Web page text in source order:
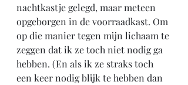
nachtkastje gelegd, maar meteen
opgeborgen in de voorraadkast. Om
op die manier tegen mijn lichaam te
zeggen dat ik ze toch niet nodig ga
hebben. (En als ik ze straks toch
een keer nodig blijk te hebben dan